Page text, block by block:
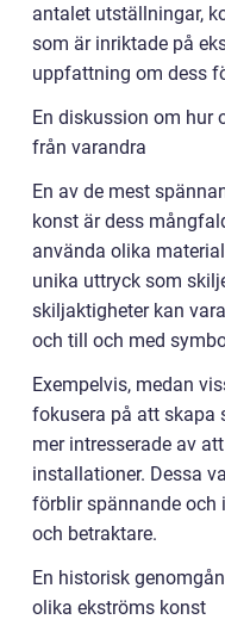
antalet utställningar,
som är inriktade på
uppfattning om dess
En diskussion om hur
från varandra
En av de mest
konst är dess
använda olika
unika uttryck som
skiljaktigheter kan
och till och med
Exempelvis, medan
fokusera på att skapa
mer intresserade av
installationer. Dessa
förblir spännande och
och betraktare.
En historisk
olika ekströms konst